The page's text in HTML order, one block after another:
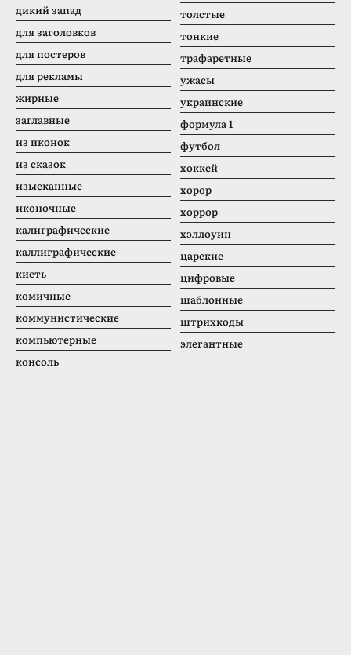
дикий запад
для заголовков
для постеров
для рекламы
жирные
заглавные
из иконок
из сказок
изысканные
иконочные
калиграфические
каллиграфические
кисть
комичные
коммунистические
компьютерные
консоль
толстые
тонкие
трафаретные
ужасы
украинские
формула 1
футбол
хоккей
хорор
хоррор
хэллоуин
царские
цифровые
шаблонные
штрихкоды
элегантные